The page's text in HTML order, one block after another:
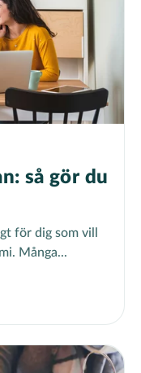
så gör du
för dig som vill
Många...